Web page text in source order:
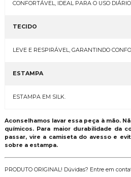
CONFORTÁVEL, IDEAL PARA O USO
TECIDO
LEVE E RESPIRÁVEL, GARANTINDO
ESTAMPA
ESTAMPA EM SILK.
Aconselhamos lavar essa peça à mão.
químicos. Para maior durabilidade da
passar, vire a camiseta do avesso e
sobre a estampa.
PRODUTO ORIGINAL! Dúvidas? Entre em